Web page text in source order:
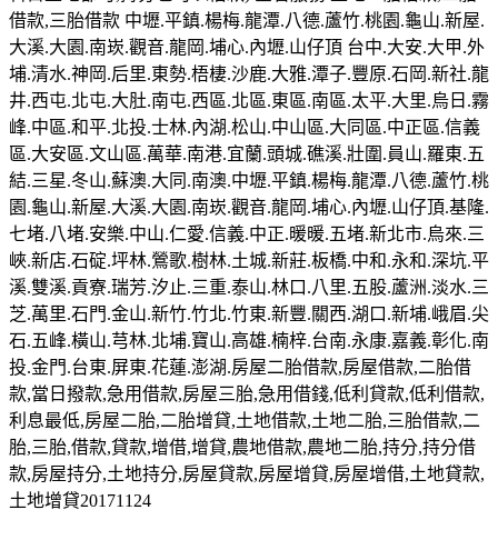
借款,三胎借款 中壢.平鎮.楊梅.龍潭.八德.蘆竹.桃園.龜山.新屋.
大溪.大園.南崁.觀音.龍岡.埔心.內壢.山仔頂 台中.大安.大甲.外
埔.清水.神岡.后里.東勢.梧棲.沙鹿.大雅.潭子.豐原.石岡.新社.龍
井.西屯.北屯.大肚.南屯.西區.北區.東區.南區.太平.大里.烏日.霧
峰.中區.和平.北投.士林.內湖.松山.中山區.大同區.中正區.信義
區.大安區.文山區.萬華.南港.宜蘭.頭城.礁溪.壯圍.員山.羅東.五
結.三星.冬山.蘇澳.大同.南澳.中壢.平鎮.楊梅.龍潭.八德.蘆竹.桃
園.龜山.新屋.大溪.大園.南崁.觀音.龍岡.埔心.內壢.山仔頂.基隆.
七堵.八堵.安樂.中山.仁愛.信義.中正.暖暖.五堵.新北市.烏來.三
峽.新店.石碇.坪林.鶯歌.樹林.土城.新莊.板橋.中和.永和.深坑.平
溪.雙溪.貢寮.瑞芳.汐止.三重.泰山.林口.八里.五股.蘆洲.淡水.三
芝.萬里.石門.金山.新竹.竹北.竹東.新豐.關西.湖口.新埔.峨眉.尖
石.五峰.橫山.芎林.北埔.寶山.高雄.楠梓.台南.永康.嘉義.彰化.南
投.金門.台東.屏東.花蓮.澎湖.房屋二胎借款,房屋借款,二胎借
款,當日撥款,急用借款,房屋三胎,急用借錢,低利貸款,低利借款,
利息最低,房屋二胎,二胎增貸,土地借款,土地二胎,三胎借款,二
胎,三胎,借款,貸款,增借,增貸,農地借款,農地二胎,持分,持分借
款,房屋持分,土地持分,房屋貸款,房屋增貸,房屋增借,土地貸款,
土地增貸20171124